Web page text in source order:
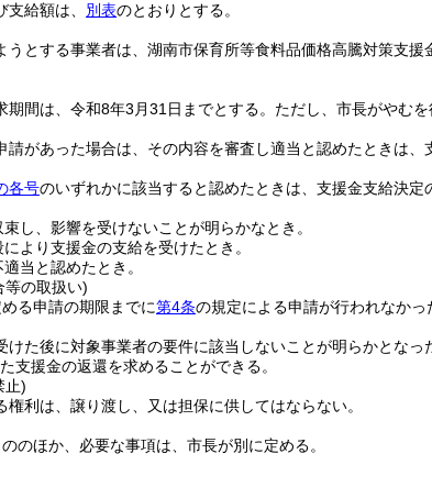
給額は、 別表のとおりとする。
うとする事業者は、湖南市保育所等食料品価格高騰対策支援
間は、令和8年3月31日までとする。 ただし、市長がやむ
請があった場合は、その内容を審査し適当と認めたときは、
各号のいずれかに該当すると認めたときは、支援金支給決
し、影響を受けないことが明らかなとき。
より支援金の支給を受けたとき。
当と認めたとき。
等の取扱い)
る申請の期限までに第4条の規定による申請が行われなか
けた後に対象事業者の要件に該当しないことが明らかとな
支援金の返還を求めることができる。
止)
利は、譲り渡し、又は担保に供してはならない。
のほか、必要な事項は、市長が別に定める。